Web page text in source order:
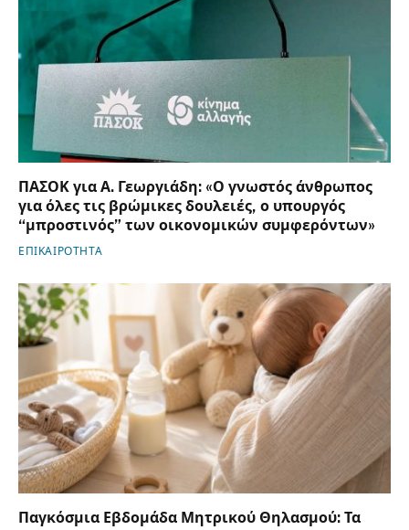
ΠΑΣΟΚ για Α. Γεωργιάδη: «Ο γνωστός άνθρωπος
για όλες τις βρώμικες δουλειές, ο υπουργός
“μπροστινός” των οικονομικών συμφερόντων»
ΕΠΙΚΑΙΡΟΤΗΤΑ
Παγκόσμια Εβδομάδα Μητρικού Θηλασμού: Τα